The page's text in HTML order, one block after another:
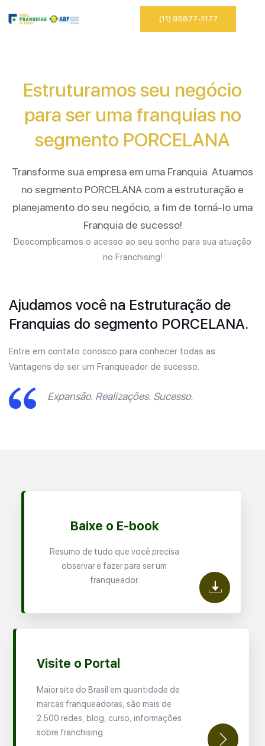
(11) 95877-1177
Estruturamos seu negócio
para ser uma franquias no
segmento PORCELANA
Transforme sua empresa em uma Franquia. Atuamos
no segmento PORCELANA com a estruturação e
planejamento do seu negócio, a fim de torná-lo uma
Franquia de sucesso!
Descomplicamos o acesso ao seu sonho para sua atuação
no Franchising!
Ajudamos você na Estruturação de
Franquias do segmento PORCELANA.
Entre em contato conosco para conhecer todas as
Vantagens de ser um Franqueador de sucesso.
Expansão. Realizações. Sucesso.
Baixe o E-book
Resumo de tudo que você precisa
observar e fazer para ser um
franqueador.
Visite o Portal
Maior site do Brasil em quantidade de
marcas franqueadoras, são mais de
2.500 redes, blog, curso, informações
sobre franchising.